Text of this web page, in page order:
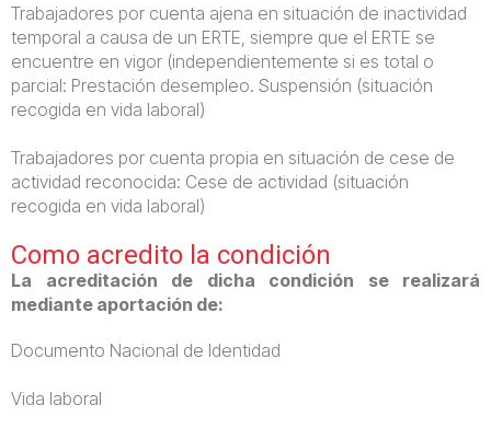
Trabajadores por cuenta ajena en situación de inactividad
temporal a causa de un ERTE, siempre que el ERTE se
encuentre en vigor (independientemente si es total o
parcial: Prestación desempleo. Suspensión (situación
recogida en vida laboral)
Trabajadores por cuenta propia en situación de cese de
actividad reconocida: Cese de actividad (situación
recogida en vida laboral)
Como acredito la condición
La acreditación de dicha condición se realizará
mediante aportación de:
Documento Nacional de Identidad
Vida laboral